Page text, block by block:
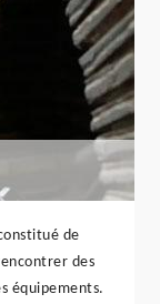
de
des
équipements.